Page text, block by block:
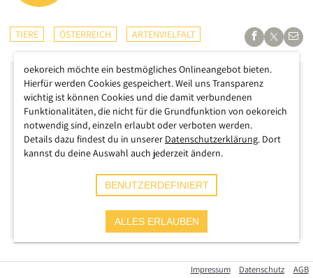
TIERE ÖSTERREICH ARTENVIELFALT
Bengalkatzen, Savannah-Katzen oder die Caracat:
Impressum Datenschutz AGB
oekoreich möchte ein bestmögliches Onlineangebot bieten.
Hierfür werden Cookies gespeichert. Weil uns Transparenz
wichtig ist können Cookies und die damit verbundenen
Funktionalitäten, die nicht für die Grundfunktion von oekoreich
notwendig sind, einzeln erlaubt oder verboten werden.
Details dazu findest du in unserer Datenschutzerklärung. Dort
kannst du deine Auswahl auch jederzeit ändern.
BENUTZERDEFINIERT
ALLES ERLAUBEN